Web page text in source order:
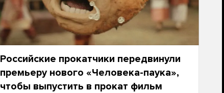
Российские прокатчики передвинули
премьеру нового «Человека-паука»,
чтобы выпустить в прокат фильм